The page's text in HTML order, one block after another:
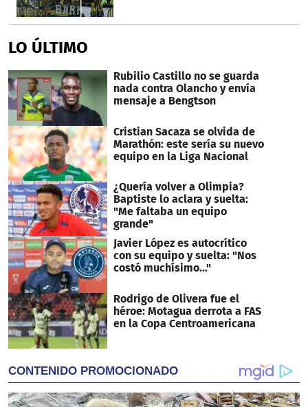
LO ÚLTIMO
Rubilio Castillo no se guarda
nada contra Olancho y envía
mensaje a Bengtson
Cristian Sacaza se olvida de
Marathón: este sería su nuevo
equipo en la Liga Nacional
¿Quería volver a Olimpia?
Baptiste lo aclara y suelta:
"Me faltaba un equipo
grande"
Javier López es autocrítico
con su equipo y suelta: "Nos
costó muchísimo..."
Rodrigo de Olivera fue el
héroe: Motagua derrota a FAS
en la Copa Centroamericana